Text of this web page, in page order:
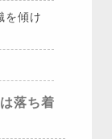
を傾け
落ち着